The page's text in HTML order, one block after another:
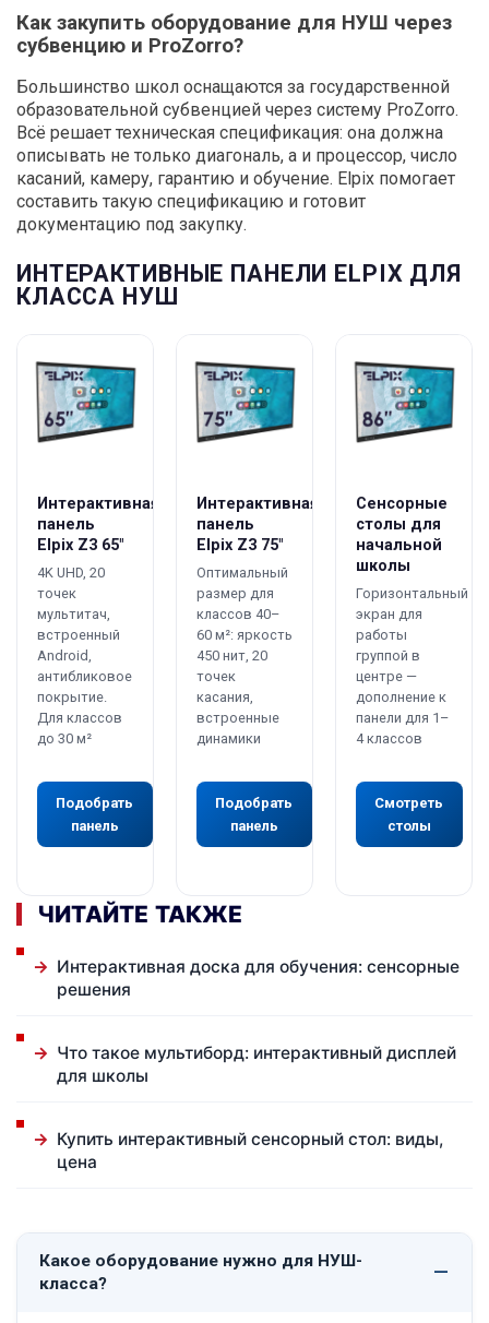
Как закупить оборудование для НУШ через
субвенцию и ProZorro?
Большинство школ оснащаются за государственной
образовательной субвенцией через систему ProZorro.
Всё решает техническая спецификация: она должна
описывать не только диагональ, а и процессор, число
касаний, камеру, гарантию и обучение. Elpix помогает
составить такую спецификацию и готовит
документацию под закупку.
ИНТЕРАКТИВНЫЕ ПАНЕЛИ ELPIX ДЛЯ
КЛАССА НУШ
Интерактивная
панель
Elpix Z3 65″
4K UHD, 20
точек
мультитач,
встроенный
Android,
антибликовое
покрытие.
Для классов
до 30 м²
Подобрать
панель
Интерактивная
панель
Elpix Z3 75″
Оптимальный
размер для
классов 40–
60 м²: яркость
450 нит, 20
точек
касания,
встроенные
динамики
Подобрать
панель
Сенсорные
столы для
начальной
школы
Горизонтальный
экран для
работы
группой в
центре —
дополнение к
панели для 1–
4 классов
Смотреть
столы
ЧИТАЙТЕ ТАКЖЕ
Интерактивная доска для обучения: сенсорные
решения
Что такое мультиборд: интерактивный дисплей
для школы
Купить интерактивный сенсорный стол: виды,
цена
Какое оборудование нужно для НУШ-
класса?